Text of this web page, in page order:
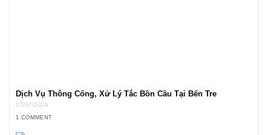
Dịch Vụ Thông Cống, Xử Lý Tắc Bồn Cầu Tại Bến Tre
17/07/2026
1 COMMENT